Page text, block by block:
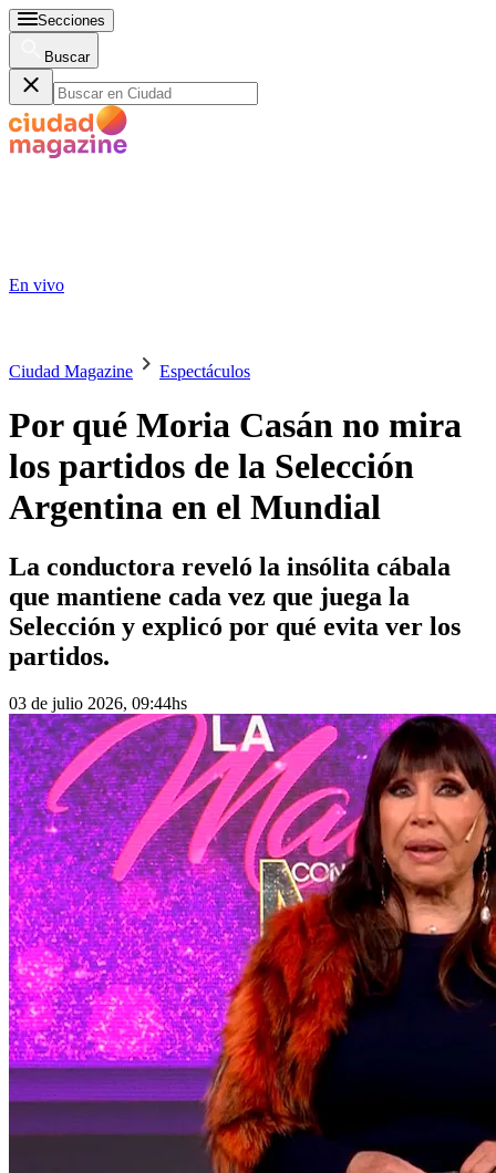
Secciones
Buscar
En vivo
Ciudad Magazine Espectáculos
Por qué Moria Casán no mira
los partidos de la Selección
Argentina en el Mundial
La conductora reveló la insólita cábala
que mantiene cada vez que juega la
Selección y explicó por qué evita ver los
partidos.
03 de julio 2026, 09:44hs